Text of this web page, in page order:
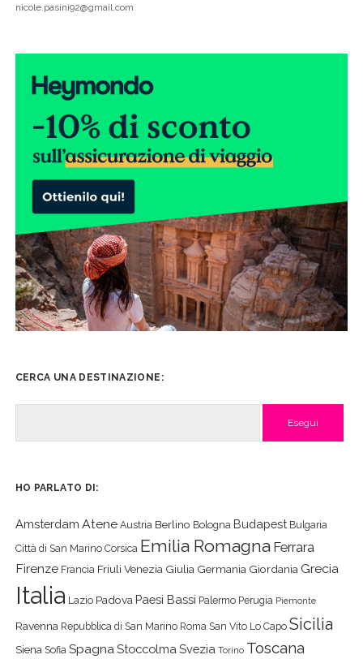
nicole.pasini92@gmail.com
CERCA UNA DESTINAZIONE:
HO PARLATO DI:
Amsterdam Atene Austria Berlino Bologna Budapest Bulgaria
Città di San Marino Corsica Emilia Romagna Ferrara
Firenze Francia Friuli Venezia Giulia Germania Giordania Grecia
Italia Lazio Padova Paesi Bassi Palermo Perugia Piemonte
Ravenna Repubblica di San Marino Roma San Vito Lo Capo Sicilia
Siena Sofia SpagnaStoccolma Svezia Torino Toscana